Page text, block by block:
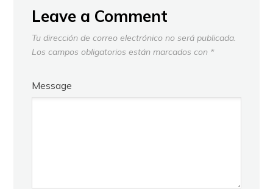
Leave a Comment
Tu dirección de correo electrónico no será publicada.
Los campos obligatorios están marcados con *
Message